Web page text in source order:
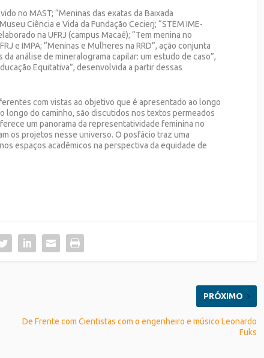
no MAST; “Meninas das exatas da Baixada
Ciência e Vida da Fundação Cecierj; “STEM IME-
na UFRJ (campus Macaé); “Tem menina no
e IMPA; “Meninas e Mulheres na RRD”, ação conjunta
análise de mineralograma capilar: um estudo de caso”,
Equitativa”, desenvolvida a partir dessas
com vistas ao objetivo que é apresentado ao longo
longo do caminho, são discutidos nos textos permeados
um panorama da representatividade feminina no
os projetos nesse universo. O posfácio traz uma
espaços acadêmicos na perspectiva da equidade de
PRÓXIMO
De Frente com Cientistas com o engenheiro e músico Leonardo
Fuks